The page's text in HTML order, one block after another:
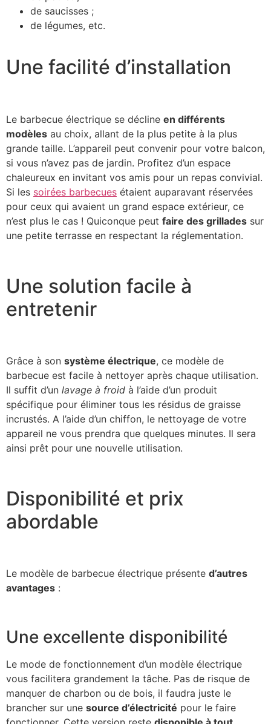
de saucisses ;
de légumes, etc.
Une facilité d’installation
Le barbecue électrique se décline en différents
modèles au choix, allant de la plus petite à la plus
grande taille. L’appareil peut convenir pour votre balcon,
si vous n’avez pas de jardin. Profitez d’un espace
chaleureux en invitant vos amis pour un repas convivial.
Si les soirées barbecues étaient auparavant réservées
pour ceux qui avaient un grand espace extérieur, ce
n’est plus le cas ! Quiconque peut faire des grillades sur
une petite terrasse en respectant la réglementation.
Une solution facile à
entretenir
Grâce à son système électrique, ce modèle de
barbecue est facile à nettoyer après chaque utilisation.
Il suffit d’un lavage à froid à l’aide d’un produit
spécifique pour éliminer tous les résidus de graisse
incrustés. A l’aide d’un chiffon, le nettoyage de votre
appareil ne vous prendra que quelques minutes. Il sera
ainsi prêt pour une nouvelle utilisation.
Disponibilité et prix
abordable
Le modèle de barbecue électrique présente d’autres
avantages :
Une excellente disponibilité
Le mode de fonctionnement d’un modèle électrique
vous facilitera grandement la tâche. Pas de risque de
manquer de charbon ou de bois, il faudra juste le
brancher sur une source d’électricité pour le faire